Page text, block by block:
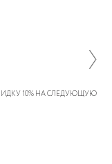
10% НА СЛЕДУЮЩУЮ